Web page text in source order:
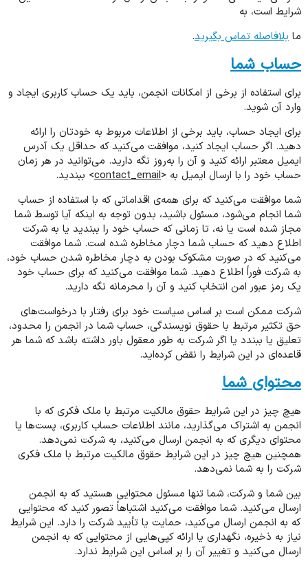
شرایط است، به
ما بلافاصله تماس بگیرید.
حساب شما
برای استفاده از برخی از امکانات انجمن، باید یک حساب کاربری ایجاد و
وارد آن شوید.
برای ایجاد حساب، باید برخی از اطلاعات مربوط به خودتان را ارائه
دهید. اگر حساب ایجاد کنید، موافقت می‌کنید که حداقل یک آدرس
ایمیل معتبر ارائه کنید و آن را به‌روز نگه دارید. می‌توانید در هر زمان
حساب خود را با ارسال ایمیل به <contact_email> ببندید.
شما موافقت می‌کنید که برای همه‌ی اقداماتی که با استفاده از حساب
شما انجام می‌شود، مسئول باشید، بدون توجه به اینکه آیا توسط شما
مجاز شده است یا نه، تا زمانی که حساب خود را ببندید یا به شرکت
اطلاع دهید که حساب شما دچار مخاطره شده است. شما موافقت
می‌کنید که در صورت مشکوک بودن به دچار مخاطره شدن حساب خود،
به شرکت فوراً اطلاع دهید. شما موافقت می‌کنید که برای حساب خود
یک رمز عبور امن انتخاب کنید و آن را محرمانه نگه دارید.
شرکت ممکن است بر اساس سیاست خود برای رفتار با درخواست‌های
حق تکثیر مرتبط با حقوق نویسندگی، حساب شما در انجمن را محدود،
تعلیق یا ببندد یا اگر شرکت به طور معقول باور داشته باشد که شما هر
قاعده‌ای در این شرایط را نقض کرده‌اید.
محتوای شما
هیچ چیز در این شرایط حقوق مالکیت مرتبط با ملک فکری که با
انجمن به اشتراک می‌گذارید، مانند اطلاعات حساب کاربری، پست‌ها یا
محتوای دیگری که به انجمن ارسال می‌کنید، به شرکت نمی‌دهد.
همچنین هیچ چیز در این شرایط حقوق مالکیت مرتبط با ملک فکری
شرکت را به شما نمی‌دهد.
بین شما و شرکت، شما تنها مسئول محتوایی هستید که به انجمن
ارسال می‌کنید. شما موافقت می‌کنید اشتباهاً تصور کنید که محتوایی
که به انجمن ارسال می‌کنید، حمایت یا تأیید شرکت را دارد. این شرایط
نیاز به ذخیره، نگهداری یا ارائه کپی‌هایی از محتوایی که به انجمن
ارسال می‌کنید و تغییر آن را بر اساس این شرایط ندارد.